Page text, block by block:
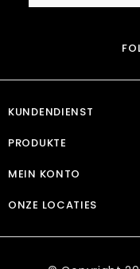
KUNDENDIENST
PRODUKTE
MEIN KONTO
ONZE LOCATIES